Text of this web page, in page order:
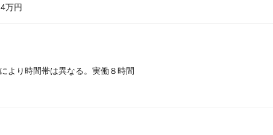
万円
より時間帯は異なる。実働８時間